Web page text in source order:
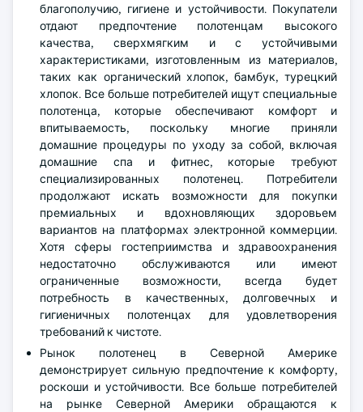
благополучию, гигиене и устойчивости. Покупатели
отдают предпочтение полотенцам высокого
качества, сверхмягким и с устойчивыми
характеристиками, изготовленным из материалов,
таких как органический хлопок, бамбук, турецкий
хлопок. Все больше потребителей ищут специальные
полотенца, которые обеспечивают комфорт и
впитываемость, поскольку многие приняли
домашние процедуры по уходу за собой, включая
домашние спа и фитнес, которые требуют
специализированных полотенец. Потребители
продолжают искать возможности для покупки
премиальных и вдохновляющих здоровьем
вариантов на платформах электронной коммерции.
Хотя сферы гостеприимства и здравоохранения
недостаточно обслуживаются или имеют
ограниченные возможности, всегда будет
потребность в качественных, долговечных и
гигиеничных полотенцах для удовлетворения
требований к чистоте.
Рынок полотенец в Северной Америке
демонстрирует сильную предпочтение к комфорту,
роскоши и устойчивости. Все больше потребителей
на рынке Северной Америки обращаются к